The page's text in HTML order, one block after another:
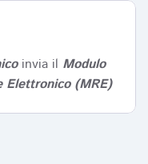
invia il Modulo
Elettronico (MRE)